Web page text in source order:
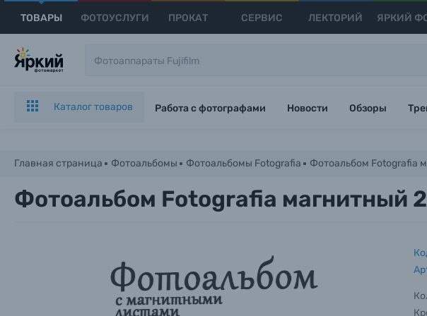
ТОВАРЫ ФОТОУСЛУГИ ПРОКАТ СЕРВИС ЛЕКТОРИЙ ЯРКИЙ
Каталог товаров Работа с фотографами Новости Обзоры
Главная страница Фотоальбомы Фотоальбомы Fotografia Фотоальбом Fotografia
Фотоальбом Fotografia магнитный